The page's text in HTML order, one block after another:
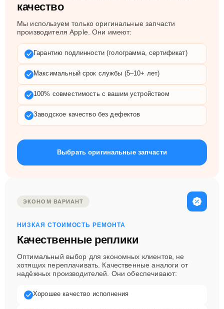
качество
Мы используем только оригинальные запчасти
производителя Apple. Они имеют:
Гарантию подлинности (голограмма, сертификат)
Максимальный срок службы (5–10+ лет)
100% совместимость с вашим устройством
Заводское качество без дефектов
Выбрать оригинальные запчасти
ЭКОНОМ ВАРИАНТ
НИЗКАЯ СТОИМОСТЬ РЕМОНТА
Качественные реплики
Оптимальный выбор для экономных клиентов, не
хотящих переплачивать. Качественные аналоги от
надёжных производителей. Они обеспечивают:
Хорошее качество исполнения